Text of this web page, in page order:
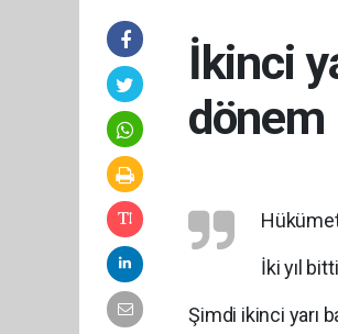
İkinci
dönem
İki yıl
Şimdi ikinci yarı